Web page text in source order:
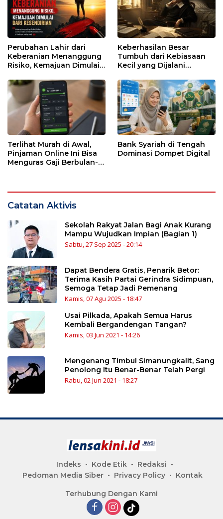
Perubahan Lahir dari
Keberanian Menanggung
Risiko, Kemajuan Dimulai
Keberhasilan Besar
Tumbuh dari Kebiasaan
Kecil yang Dijalani
Terlihat Murah di Awal,
Pinjaman Online Ini Bisa
Menguras Gaji Berbulan-
Bank Syariah di Tengah
Dominasi Dompet Digital
Catatan Aktivis
Sekolah Rakyat Jalan Bagi Anak Kurang
Mampu Wujudkan Impian (Bagian 1)
Sabtu, 27 Sep 2025 - 20:14
Dapat Bendera Gratis, Penarik Betor:
Terima Kasih Partai Gerindra Sidimpuan,
Semoga Tetap Jadi Pemenang
Kamis, 07 Agu 2025 - 18:47
Usai Pilkada, Apakah Semua Harus
Kembali Bergandengan Tangan?
Kamis, 03 Jun 2021 - 14:26
Mengenang Timbul Simanungkalit, Sang
Penolong Itu Benar-Benar Telah Pergi
Rabu, 02 Jun 2021 - 18:27
Indeks Kode Etik
Redaksi
Pedoman Media Siber
Privacy Policy Kontak
Terhubung Dengan Kami